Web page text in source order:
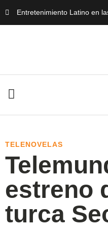
Entretenimiento Latino en
TELENOVELAS
estreno
turca